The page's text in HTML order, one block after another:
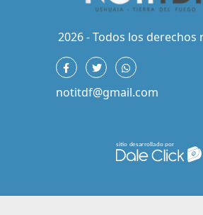
2026 - Todos los derechos
notitdf@gmail.com